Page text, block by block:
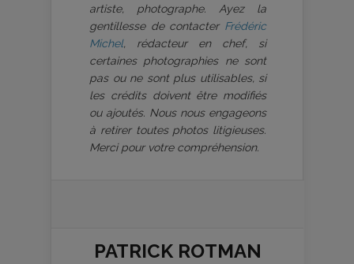
artiste, photographe. Ayez la
gentillesse de contacter Frédéric
Michel, rédacteur en chef, si
certaines photographies ne sont
pas ou ne sont plus utilisables, si
les crédits doivent être modifiés
ou ajoutés. Nous nous engageons
à retirer toutes photos litigieuses.
Merci pour votre compréhension.
PATRICK ROTMAN